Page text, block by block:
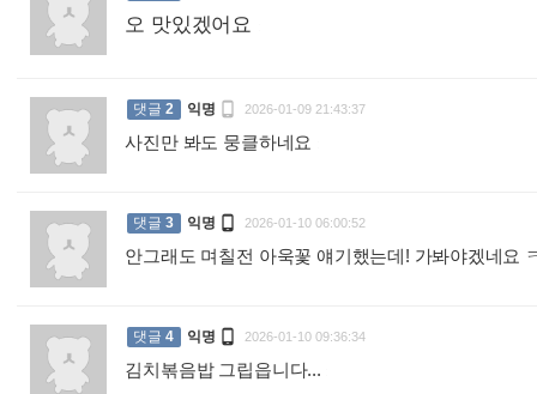
오 맛있겠어요
댓글 2 익명  2026-01-09 21:43:37
사진만 봐도 뭉클하네요
댓글 3 익명  2026-01-10 06:00:52
안그래도 며칠전 아욱꽃 얘기했는데! 가봐야겠네요
댓글 4 익명  2026-01-10 09:36:34
김치볶음밥 그립읍니다...